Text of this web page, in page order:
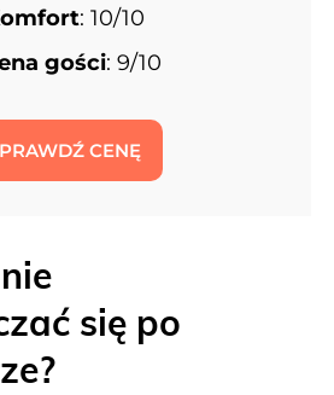
: 10/10
gości: 9/10
CENĘ
się po